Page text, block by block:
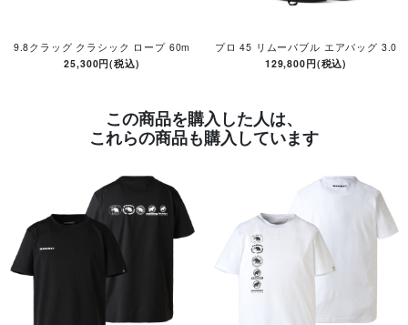
9.8クラッグ クラシック ロープ 60m
25,300円(税込)
プロ 45 リムーバブル エアバッグ 3.0
129,800円(税込)
この商品を購入した人は、
これらの商品も購入しています